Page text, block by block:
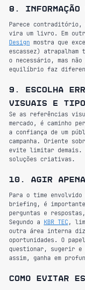
8. Informação
Parece contraditório,
vira um livro. Em
Design mostra que
escassez) atrapalham
o necessário, mas não
equilíbrio faz
9. Escolha
visuais e
Se as referências
mercado, é caminho
a confiança de um
campanha. Oriente
evite limitar demais.
soluções criativas.
10. Agir
Para o time
briefing, é importante
perguntas e
Segundo a KBR TEC ,
outra área interna
oportunidades. O
questionar, sugerir e
assim, ganha em
Como evitar